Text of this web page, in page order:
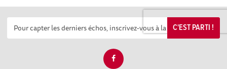
C'EST PARTI !